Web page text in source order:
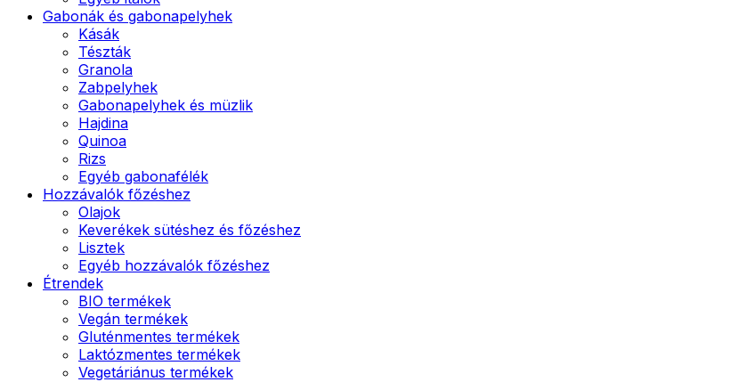
Gabonák és gabonapelyhek
Kásák
Tészták
Granola
Zabpelyhek
Gabonapelyhek és müzlik
Hajdina
Quinoa
Rizs
Egyéb gabonafélék
Hozzávalók főzéshez
Olajok
Keverékek sütéshez és főzéshez
Lisztek
Egyéb hozzávalók főzéshez
Étrendek
BIO termékek
Vegán termékek
Gluténmentes termékek
Laktózmentes termékek
Vegetáriánus termékek